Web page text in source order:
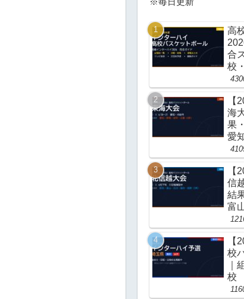
高
合
校
阪
【
海
果
愛
【
信
結
富
【
校
｜
校